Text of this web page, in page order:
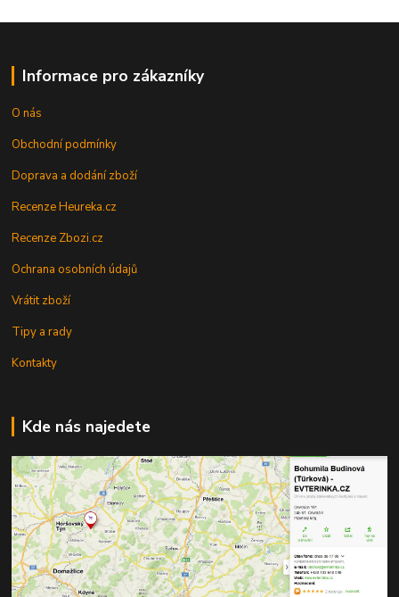
Informace pro zákazníky
O nás
Obchodní podmínky
Doprava a dodání zboží
Recenze Heureka.cz
Recenze Zbozi.cz
Ochrana osobních údajů
Vrátit zboží
Tipy a rady
Kontakty
Kde nás najedete